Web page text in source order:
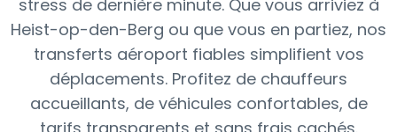
stress de dernière minute. Que vous arriviez à
Heist-op-den-Berg ou que vous en partiez, nos
transferts aéroport fiables simplifient vos
déplacements. Profitez de chauffeurs
accueillants, de véhicules confortables, de